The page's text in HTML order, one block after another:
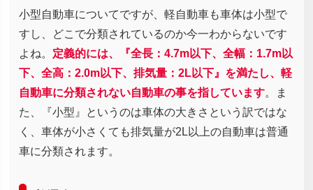
小型自動車についてですが、軽自動車も車体は小型で
すし、どこで分類されているのか今一わからないです
よね。 定義的には、『全長：4.7m以下、全幅：1.7m以
下、全高：2.0m以下、排気量：2L以下』を満たし、軽
自動車に分類されない自動車の事を指しています。ま
た、『小型』というのは車体の大きさという訳ではな
く、車体が小さくても排気量が2L以上の自動車は普通
車に分類されます。